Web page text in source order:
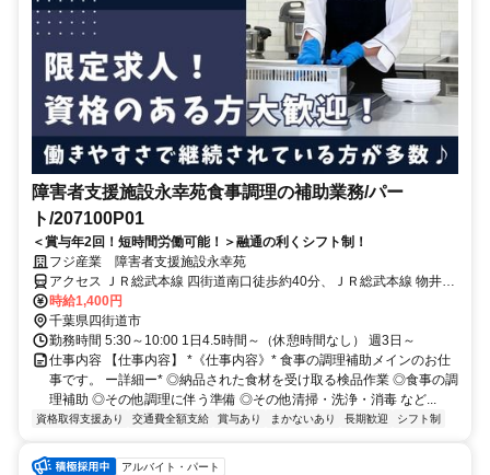
障害者支援施設永幸苑食事調理の補助業務/パー
ト/207100P01
＜賞与年2回！短時間労働可能！＞融通の利くシフト制！
フジ産業 障害者支援施設永幸苑
アクセス ＪＲ総武本線 四街道南口徒歩約40分、ＪＲ総武本線 物井西
口徒歩約43分、千葉都市モノレール２号線 千城台北出入口1徒歩約56
分 ＪＲ総武本線 四街道駅 車８分
時給1,400円
千葉県四街道市
勤務時間 5:30～10:00 1日4.5時間～（休憩時間なし） 週3日～
仕事内容 【仕事内容】 *《仕事内容》* 食事の調理補助メインのお仕
事です。 ー詳細ー* ◎納品された食材を受け取る検品作業 ◎食事の調
理補助 ◎その他調理に伴う準備 ◎その他清掃・洗浄・消毒 など...
資格取得支援あり 交通費全額支給 賞与あり まかないあり 長期歓迎 シフト制
アルバイト・パート